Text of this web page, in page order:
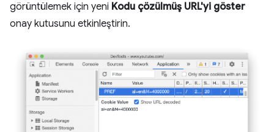
görüntülemek için yeni Kodu çözülmüş URL'yi göster
onay kutusunu etkinleştirin.